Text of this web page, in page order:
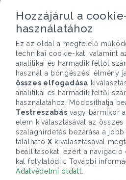
Hozzájárul a
használatához
Ez az oldal a megfelelő
technikai cookie-kat, valamint
analitikai és harmadik féltől
használ a böngészési élmény
összes elfogadása
analitikai és harmadik féltől
használatához. Módosíthatja
Testreszabás vagy bármikor a
elem kiválasztásával az
szalaghirdetés bezárása a
található X kiválasztásával
beállításokat, ezért a
kal folytatódik. További
Adatvédelmi oldalt